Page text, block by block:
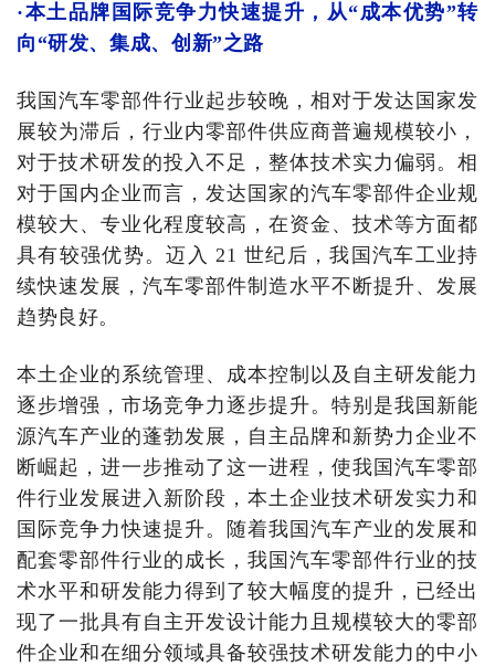
·本土品牌国际竞争力快速提升，从“成本优势”转
向“研发、集成、创新”之路
我国汽车零部件行业起步较晚，相对于发达国家发
展较为滞后，行业内零部件供应商普遍规模较小，
对于技术研发的投入不足，整体技术实力偏弱。相
对于国内企业而言，发达国家的汽车零部件企业规
模较大、专业化程度较高，在资金、技术等方面都
具有较强优势。迈入 21 世纪后，我国汽车工业持
续快速发展，汽车零部件制造水平不断提升、发展
趋势良好。
本土企业的系统管理、成本控制以及自主研发能力
逐步增强，市场竞争力逐步提升。特别是我国新能
源汽车产业的蓬勃发展，自主品牌和新势力企业不
断崛起，进一步推动了这一进程，使我国汽车零部
件行业发展进入新阶段，本土企业技术研发实力和
国际竞争力快速提升。随着我国汽车产业的发展和
配套零部件行业的成长，我国汽车零部件行业的技
术水平和研发能力得到了较大幅度的提升，已经出
现了一批具有自主开发设计能力且规模较大的零部
件企业和在细分领域具备较强技术研发能力的中小